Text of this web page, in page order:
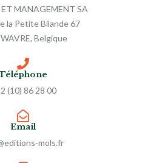
MANAGEMENT SA
la Petite Bilande 67
Belgique
(10) 86 28 00
Email
mols.fr